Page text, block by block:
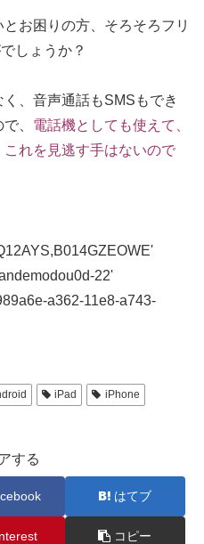
お困りの方、そろそろフリ
しょうか？
、音声通話もSMSもでき
、 電話機としても使えて、
れを見逃す手はないので
22'
a362-11e8-a743-
iPad
iPhone
する
はてブ
コピー